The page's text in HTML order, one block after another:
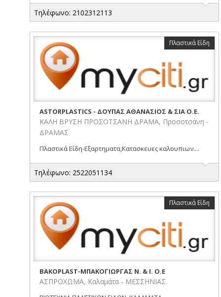
Τηλέφωνο: 2102312113
Πλαστικά Είδη
ASTORPLASTICS - ΔΟΥΠΑΣ ΑΘΑΝΑΣΙΟΣ & ΣΙΑ Ο.Ε.
ΚΑΛΗ ΒΡΥΣΗ ΠΡΟΣΟΤΣΑΝΗ ΔΡΑΜΑ, Προσοτσάνη -
ΔΡΑΜΑΣ
Πλαστικά Είδη-Εξαρτηματα,Κατασκευες καλουπιων....
Τηλέφωνο: 2522051134
Πλαστικά Είδη
BAKOPLAST-ΜΠΑΚΟΓΙΩΡΓΑΣ Ν. & Ι. Ο.Ε
ΑΣΠΡΟΧΩΜΑ, Καλαμάτα - ΜΕΣΣΗΝΙΑΣ